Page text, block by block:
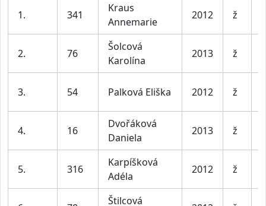
1. 341
Kraus
Annemarie
2012 ž
2. 76
Šolcová
Karolína
2013 ž
3. 54 Palková Eliška 2012 ž
4. 16
Dvořáková
Daniela
2013 ž
5. 316
Karpíšková
Adéla
2012 ž
Štilcová